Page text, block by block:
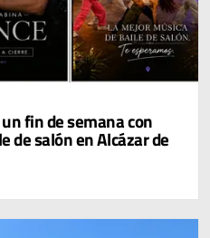
fin de semana con
de salón en Alcázar de